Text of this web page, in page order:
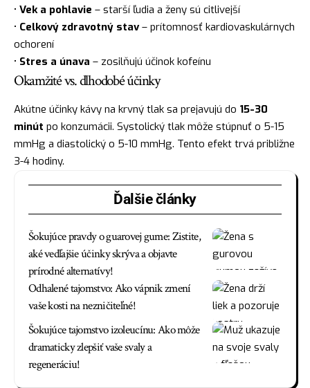
• Vek a pohlavie – starší ľudia a ženy sú citlivejší
• Celkový zdravotný stav– prítomnosť kardiovaskulárnych
ochorení
• Stres a únava – zosilňujú účinok kofeínu
Okamžité vs. dlhodobé účinky
Akútne účinky kávy na krvný tlak sa prejavujú do 15-30
minút po konzumácii. Systolický tlak môže stúpnuť o 5-15
mmHg a diastolický o 5-10 mmHg. Tento efekt trvá približne
3-4 hodiny.
Ďalšie články
Šokujúce pravdy o guarovej gume: Zistite,
aké vedľajšie účinky skrýva a objavte
prírodné alternatívy!
Odhalené tajomstvo: Ako vápnik zmení
vaše kosti na nezničiteľné!
Šokujúce tajomstvo izoleucínu: Ako môže
dramaticky zlepšiť vaše svaly a
regeneráciu!